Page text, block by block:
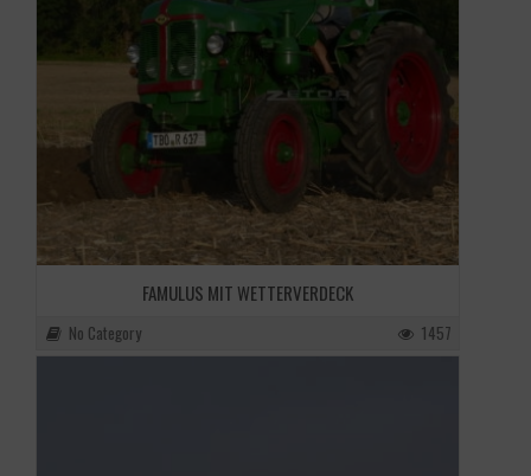
FAMULUS MIT WETTERVERDECK
No Category 1457